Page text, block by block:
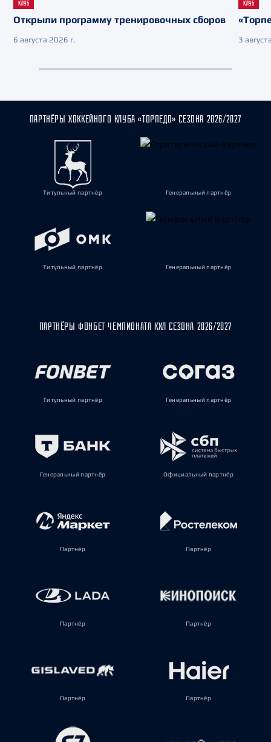
КЛУБ
Открыли программу тренировочных сборов
6 августа 2026 г.
КЛУБ
3
ПАРТНЁРЫ ХОККЕЙНОГО КЛУБА «ТОРПЕДО» СЕЗОНА 2026/2027
Титульный партнёр Генеральный партнёр
Титульный партнёр Генеральный партнёр
ПАРТНЁРЫ ФОНБЕТ ЧЕМПИОНАТА КХЛ СЕЗОНА 2026/2027
Титульный партнёр Генеральный партнёр
Генеральный партнёр Официальный партнёр
Партнёр Партнёр
Партнёр Партнёр
Партнёр Партнёр